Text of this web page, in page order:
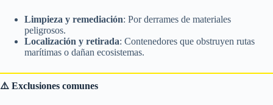
Limpieza y remediación: Por derrames de materiales
peligrosos.
Localización y retirada: Contenedores que obstruyen rutas
marítimas o dañan ecosistemas.
⚠️ Exclusiones comunes